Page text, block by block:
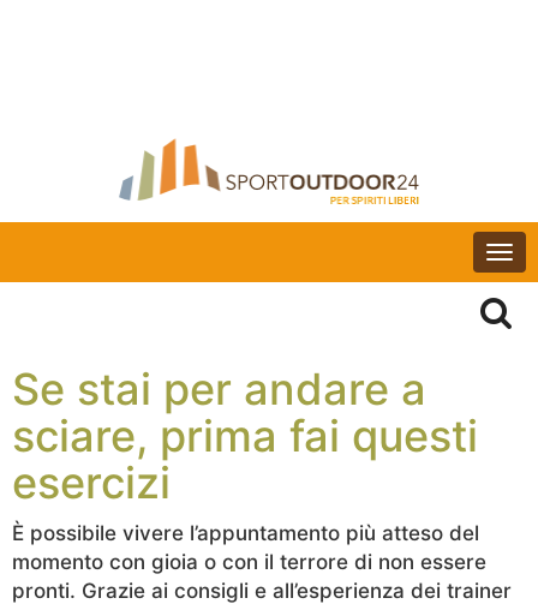
Se stai per andare a
sciare, prima fai questi
esercizi
È possibile vivere l’appuntamento più atteso del
momento con gioia o con il terrore di non essere
pronti. Grazie ai consigli e all’esperienza dei trainer